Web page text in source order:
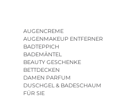
AUGENCREME
AUGENMAKEUP ENTFERNER
BADTEPPICH
BADEMÄNTEL
BEAUTY GESCHENKE
BETTDECKEN
DAMEN PARFUM
DUSCHGEL & BADESCHAUM
FÜR SIE